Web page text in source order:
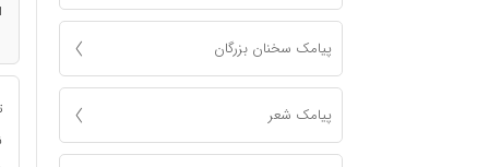
پیامک سخنان بزرگان
پیامک شعر